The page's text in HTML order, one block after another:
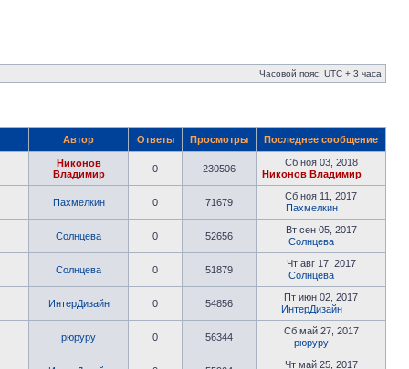
Часовой пояс: UTC + 3 часа
Автор Ответы Просмотры Последнее сообщение
Никонов
Владимир
0 230506
Сб ноя 03, 2018
Никонов Владимир
Пахмелкин 0 71679
Сб ноя 11, 2017
Пахмелкин
Солнцева 0 52656
Вт сен 05, 2017
Солнцева
Солнцева 0 51879
Чт авг 17, 2017
Солнцева
ИнтерДизайн 0 54856
Пт июн 02, 2017
ИнтерДизайн
рюруру 0 56344
Сб май 27, 2017
рюруру
Чт май 25, 2017